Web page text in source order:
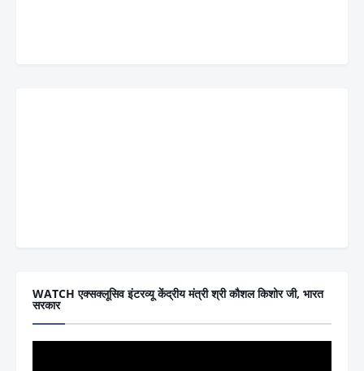
WATCH एक्सक्लूसिव इंटरव्यू केंद्रीय मंत्री श्री कौशल किशोर जी, भारत
सरकार